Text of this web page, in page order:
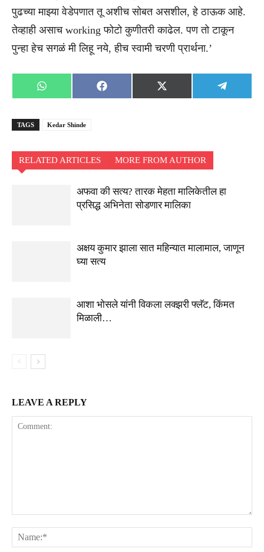
पुढच्या माझ्या वेडेपणात तू अशीच सोबत असशील, हे ठाऊक आहे.
तेव्हाही असाच working फोटो कुणीतरी काढेल. पण तो टाकून
पुन्हा हेच सगळं मी लिहू नये, हीच स्वामी चरणी प्रार्थना.’
Share
on
WhatsApp
Share
on
Facebook
Share
on
X
(Twitter)
Share
on
TAGS Kedar Shinde
RELATED ARTICLES MORE FROM AUTHOR
अफवा की सत्य? तारक मेहता मालिकेतील हा
प्रसिद्ध अभिनेता सोडणार मालिका
अक्षय कुमार झाला सात महिन्यात मालामाल, जाणून
घ्या सत्य
आशा भोसले यांनी विकला लक्झरी फ्लॅट, किंमत
मिळाली…
LEAVE A REPLY